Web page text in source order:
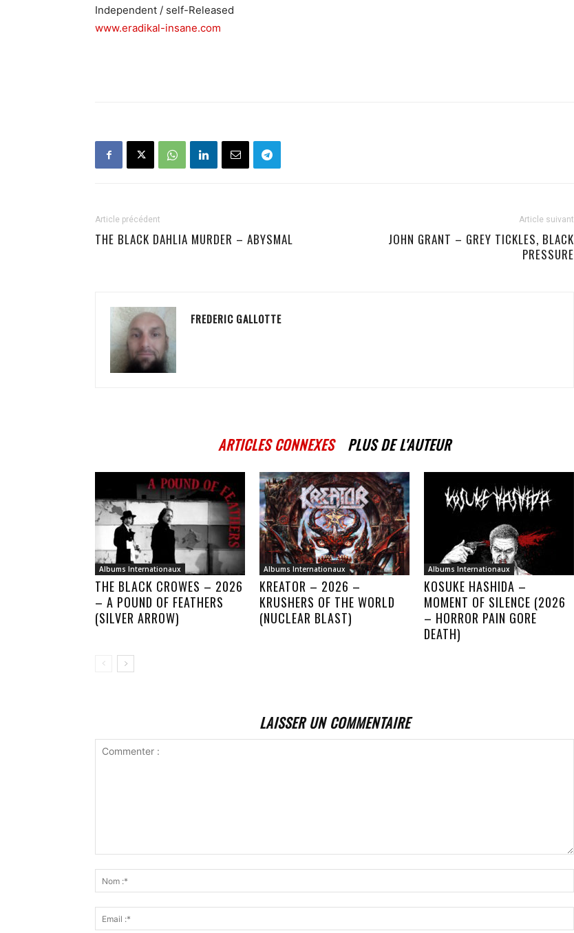
Independent / self-Released
www.eradikal-insane.com
Article précédent
THE BLACK DAHLIA MURDER – ABYSMAL
Article suivant
JOHN GRANT – GREY TICKLES, BLACK
PRESSURE
FREDERIC GALLOTTE
ARTICLES CONNEXES PLUS DE L'AUTEUR
Albums Internationaux
THE BLACK CROWES – 2026
– A POUND OF FEATHERS
(SILVER ARROW)
Albums Internationaux
KREATOR – 2026 –
KRUSHERS OF THE WORLD
(NUCLEAR BLAST)
Albums Internationaux
KOSUKE HASHIDA –
MOMENT OF SILENCE (2026
– HORROR PAIN GORE
DEATH)
LAISSER UN COMMENTAIRE